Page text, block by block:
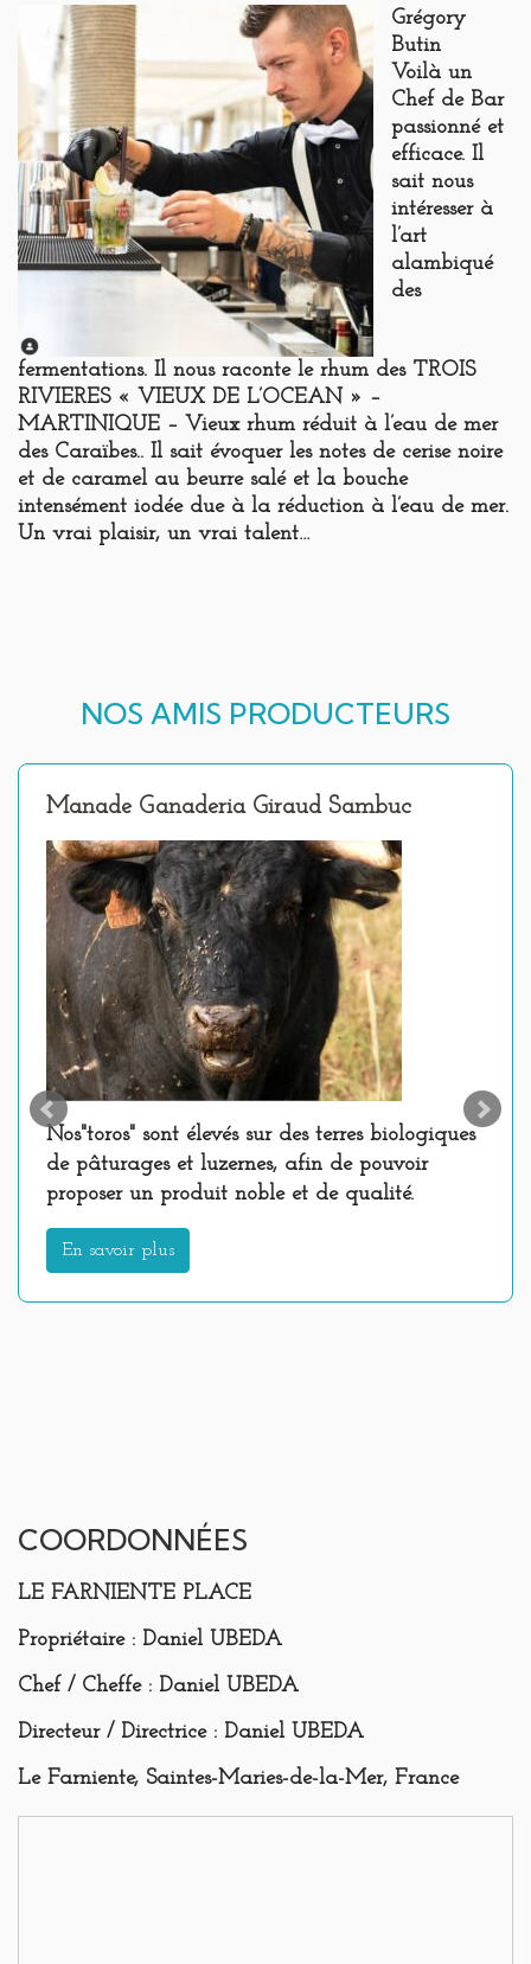
Grégory
Butin
Voilà un
Chef de Bar
passionné et
efficace. Il
sait nous
intéresser à
l’art
alambiqué
des
fermentations. Il nous raconte le rhum des TROIS
RIVIERES « VIEUX DE L’OCEAN » –
MARTINIQUE – Vieux rhum réduit à l’eau de mer
des Caraïbes.. Il sait évoquer les notes de cerise noire
et de caramel au beurre salé et la bouche
intensément iodée due à la réduction à l’eau de mer.
Un vrai plaisir, un vrai talent…
NOS AMIS PRODUCTEURS
Manade Ganaderia Giraud Sambuc
Nos"toros" sont élevés sur des terres biologiques
de pâturages et luzernes, afin de pouvoir
proposer un produit noble et de qualité.
En savoir plus
COORDONNÉES
LE FARNIENTE PLACE
Propriétaire: Daniel UBEDA
Chef / Cheffe: Daniel UBEDA
Directeur / Directrice: Daniel UBEDA
Le Farniente, Saintes-Maries-de-la-Mer, France